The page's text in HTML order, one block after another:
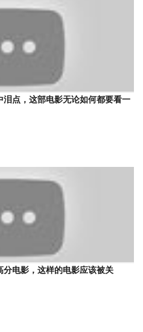
泪点，这部电影无论如何都要看一
分电影，这样的电影应该被关